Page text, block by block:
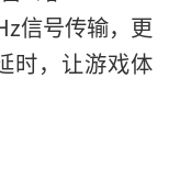
信号传输，更
时，让游戏体